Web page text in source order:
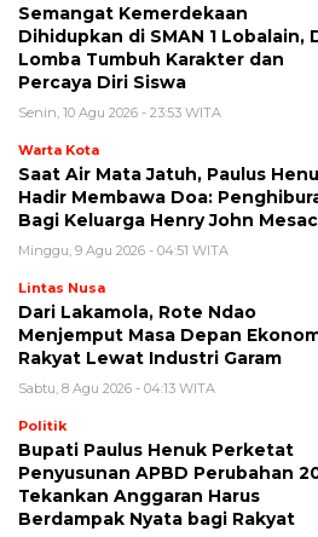
Semangat Kemerdekaan
Dihidupkan di SMAN 1 Lobalain,
Lomba Tumbuh Karakter dan
Percaya Diri Siswa
Senin, 10 Agu 2026 - 23:53 WITA
Warta Kota
Saat Air Mata Jatuh, Paulus
Hadir Membawa Doa:
Bagi Keluarga Henry John
Minggu, 9 Agu 2026 - 04:51 WITA
Lintas Nusa
Dari Lakamola, Rote Ndao
Menjemput Masa Depan
Rakyat Lewat Industri Garam
Sabtu, 8 Agu 2026 - 04:13 WITA
Politik
Bupati Paulus Henuk Perketat
Penyusunan APBD Perubahan
Tekankan Anggaran Harus
Berdampak Nyata bagi Rakyat